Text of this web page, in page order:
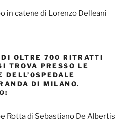
in catene di Lorenzo Delleani
DI OLTRE 700 RITRATTI
TROVA PRESSO LE
DELL’OSPEDALE
DI MILANO.
Rotta di Sebastiano De Albertis